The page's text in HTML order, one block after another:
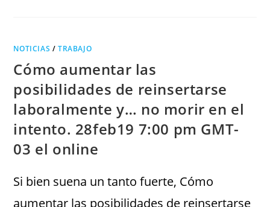
NOTICIAS /TRABAJO
Cómo aumentar las
posibilidades de reinsertarse
laboralmente y… no morir en el
intento. 28feb19 7:00 pm GMT-
03 el online
Si bien suena un tanto fuerte, Cómo
aumentar las posibilidades de reinsertarse